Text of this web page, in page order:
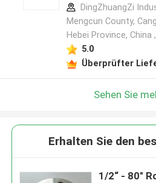
DingZhuangZi
Mengcun County,
Hebei Province, China
5.0
Überprüfter
Sehen Sie
Erhalten Sie den
1/2“ - 80"